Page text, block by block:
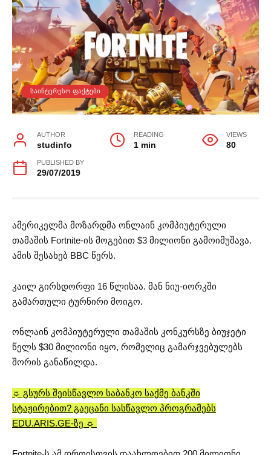
ᲡᲐᲘᲜᲢᲔᲠᲔᲡᲝ ᲤᲐᲥᲢᲔᲑᲘ
AUTHOR
studinfo
READING
1 min
VIEWS
80
PUBLISHED BY
29/07/2019
ამერიკელმა მოზარდმა ონლაინ კომპიუტერული
თამაშის Fortnite-ის მოგებით $3 მილიონი გამოიმუშავა.
ამის შესახებ BBC წერს.
კაილ გირსდორფი 16 წლისაა. მან ნიუ-იორკში
გამართული ტურნირი მოიგო.
ონლაინ კომპიუტერული თამაშის კონკურსზე ბიუჯეტი
წელს $30 მილიონი იყო, რომელიც გამარჯვებულებს
შორის განაწილდა.
☼ გსურს შეისწავლო საბანკო საქმე ბანკში
სტაჟირებით? გაეცანი სასწავლო პროგრამებს
EDU.ARIS.GE-ზე ☼